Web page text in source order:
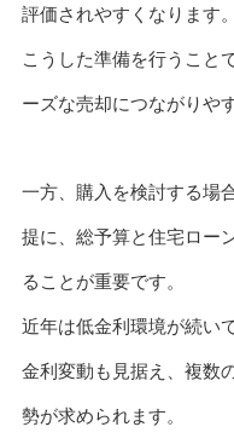
評価されやすくなります。
こうした準備を行うこと
ーズな売却につながりや
一方、購入を検討する場
提に、総予算と住宅ロー
ることが重要です。
近年は低金利環境が続い
金利変動も見据え、複数
勢が求められます。